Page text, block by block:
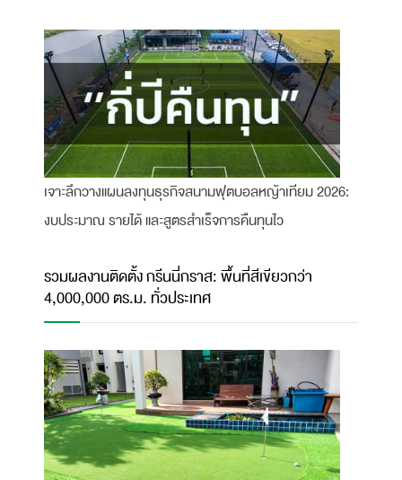
เจาะลึกวางแผนลงทุนธุรกิจสนามฟุตบอลหญ้าเทียม 2026:
งบประมาณ รายได้ และสูตรสำเร็จการคืนทุนไว
รวมผลงานติดตั้ง กรีนนี่กราส: พื้นที่สีเขียวกว่า
4,000,000 ตร.ม. ทั่วประเทศ